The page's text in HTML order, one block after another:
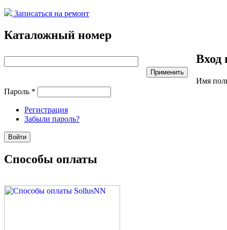
Записаться на ремонт
Каталожный номер
Вход
Имя
Пароль *
Регистрация
Забыли пароль?
Способы оплаты